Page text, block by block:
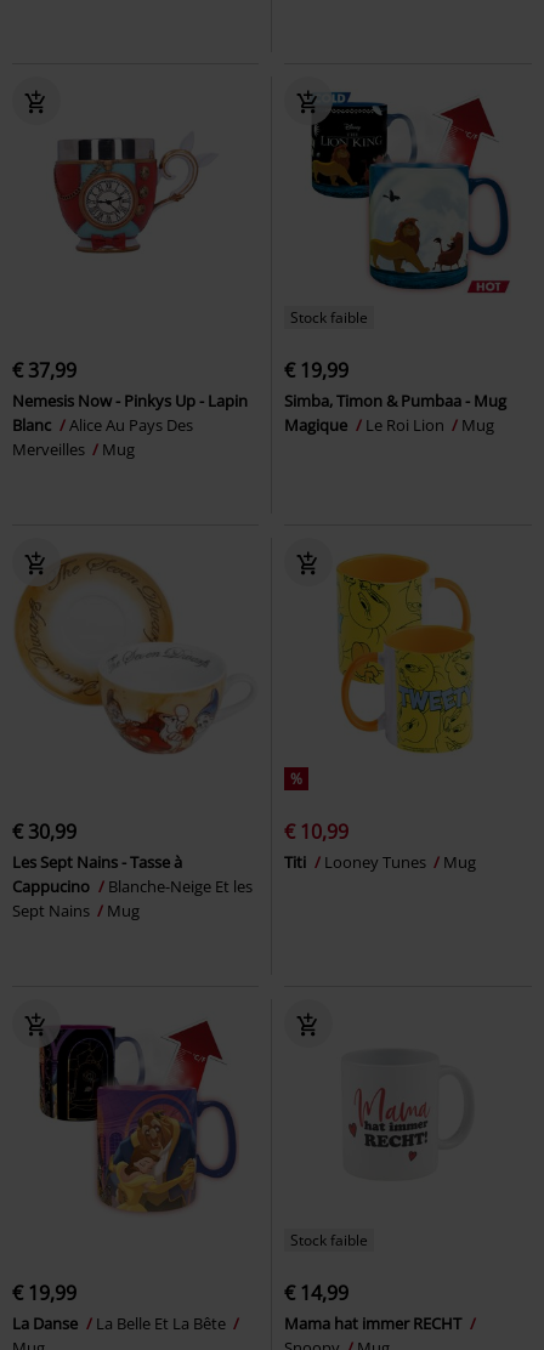
€ 37,99
Nemesis Now - Pinkys Up - Lapin
Blanc
Alice Au Pays Des
Merveilles
Mug
Stock faible
€ 19,99
Simba, Timon & Pumbaa - Mug
Magique
Le Roi Lion Mug
€ 30,99
Les Sept Nains - Tasse à
Cappucino
Blanche-Neige Et les
Sept Nains
Mug
%
€ 10,99
Titi Looney Tunes Mug
€ 19,99
La Danse
La Belle Et La Bête
Stock faible
€ 14,99
Mama hat immer RECHT